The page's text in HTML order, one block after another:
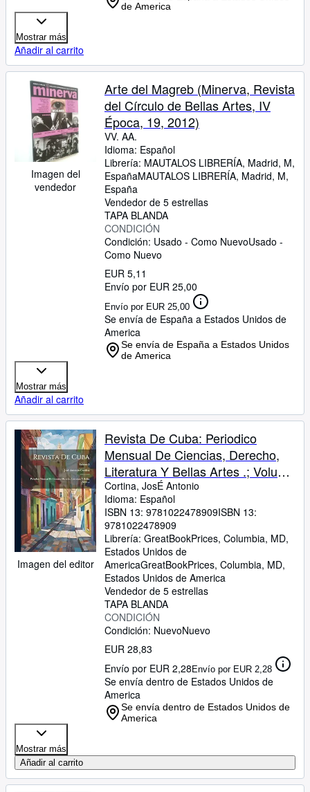
de America
Mostrar más
Añadir al carrito
Imagen del
vendedor
Arte del Magreb (Minerva, Revista
del Círculo de Bellas Artes, IV
Época, 19, 2012)
VV. AA.
Idioma: Español
Librería: MAUTALOS LIBRERÍA, Madrid, M,
EspañaMAUTALOS LIBRERÍA, Madrid, M,
España
Vendedor de 5 estrellas
TAPA BLANDA
CONDICIÓN
Condición: Usado - Como NuevoUsado -
Como Nuevo
EUR 5,11
Envío por EUR 25,00
Envío por EUR 25,00
Se envía de España a Estados Unidos de
America
Se envía de España a Estados Unidos
de America
Mostrar más
Añadir al carrito
Imagen del editor
Revista De Cuba: Periodico
Mensual De Ciencias, Derecho,
Literatura Y Bellas Artes .; Volume
5
Cortina, JosÉ Antonio
Idioma: Español
ISBN 13: 9781022478909ISBN 13:
9781022478909
Librería: GreatBookPrices, Columbia, MD,
Estados Unidos de
AmericaGreatBookPrices, Columbia, MD,
Estados Unidos de America
Vendedor de 5 estrellas
TAPA BLANDA
CONDICIÓN
Condición: NuevoNuevo
EUR 28,83
Envío por EUR 2,28Envío por EUR 2,28
Se envía dentro de Estados Unidos de
America
Se envía dentro de Estados Unidos de
America
Mostrar más
Añadir al carrito